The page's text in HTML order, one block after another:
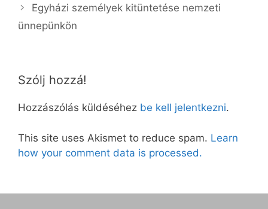
Egyházi személyek kitüntetése nemzeti
ünnepünkön
Szólj hozzá!
Hozzászólás küldéséhez be kell jelentkezni.
This site uses Akismet to reduce spam. Learn
how your comment data is processed.